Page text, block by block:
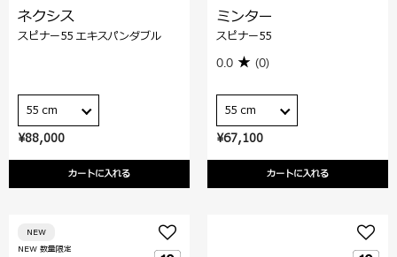
¥88,000
カートに入れる
ネクシス
スピナー55 エキスパンダブル
55 cm
¥67,100
カートに入れる
ミンター
スピナー55
0.0 (0)
55 cm
NEW 数量限定
NEW